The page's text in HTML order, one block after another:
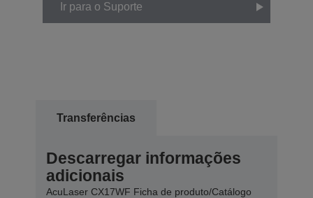
Ir para o Suporte
Transferências
Descarregar informações
adicionais
AcuLaser CX17WF Ficha de produto/Catálogo